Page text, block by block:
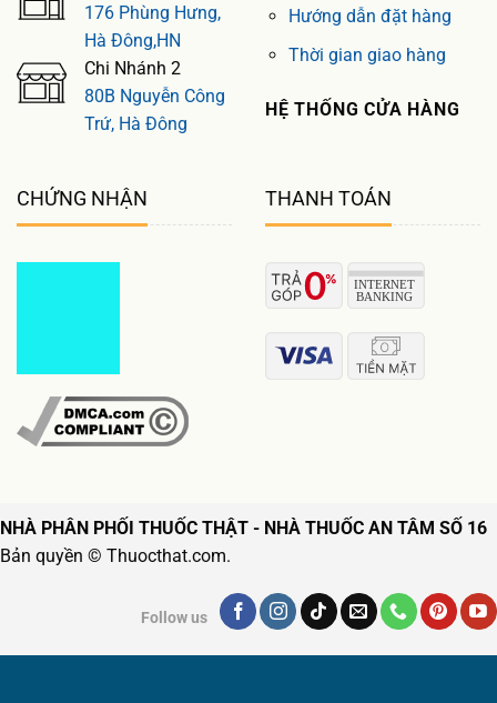
176 Phùng Hưng,
Hà Đông,HN
Chi Nhánh 2
80B Nguyễn Công
Trứ, Hà Đông
Hướng dẫn đặt hàng
Thời gian giao hàng
HỆ THỐNG CỬA HÀNG
CHỨNG NHẬN THANH TOÁN
NHÀ PHÂN PHỐI THUỐC THẬT - NHÀ THUỐC AN TÂM SỐ 16
Bản quyền © Thuocthat.com.
Follow us